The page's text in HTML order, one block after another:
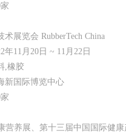
展览会 RubberTech China
年11月20日 ~ 11月22日
,橡胶
新国际博览中心
营养展、第十三届中国国际健